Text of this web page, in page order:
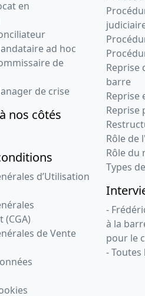
en
ad hoc
de
de crise
nos côtés
d’Utilisation
(CGA)
de Vente
Reprise
barre
Reprise
Reprise
Rôle de
Rôle du
Types
-
à la
pour le
-